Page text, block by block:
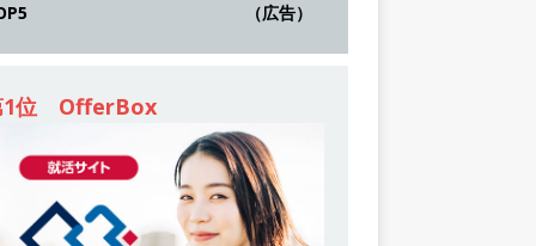
（広告）
1位 OfferBox